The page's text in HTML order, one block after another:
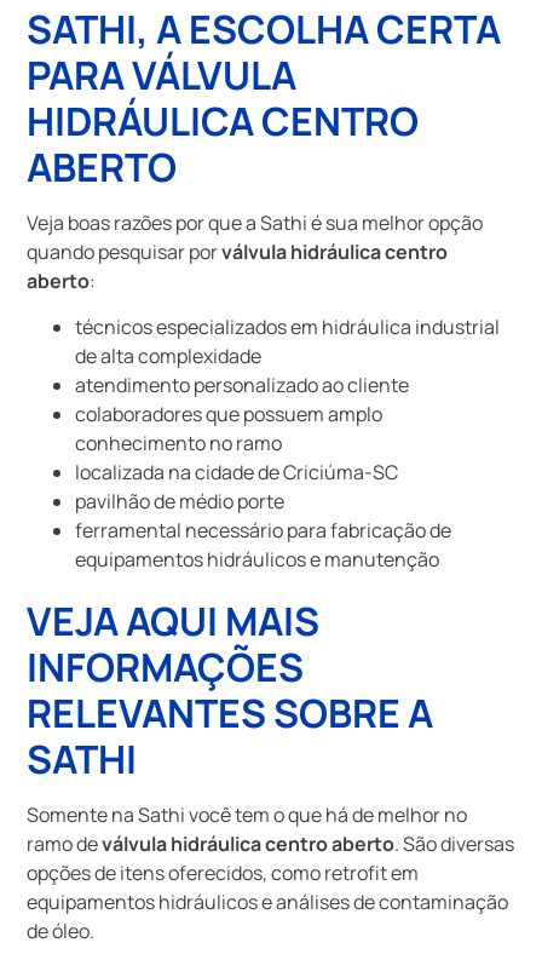
SATHI, A ESCOLHA CERTA
PARA VÁLVULA
HIDRÁULICA CENTRO
ABERTO
Veja boas razões por que a Sathi é sua melhor opção
quando pesquisar porválvula hidráulica centro
aberto:
técnicos especializados em hidráulica industrial
de alta complexidade
atendimento personalizado ao cliente
colaboradores que possuem amplo
conhecimento no ramo
localizada na cidade de Criciúma-SC
pavilhão de médio porte
ferramental necessário para fabricação de
equipamentos hidráulicos e manutenção
VEJA AQUI MAIS
INFORMAÇÕES
RELEVANTES SOBRE A
SATHI
Somente na Sathi você tem o que há de melhor no
ramo deválvula hidráulica centro aberto. São diversas
opções de itens oferecidos, como retrofit em
equipamentos hidráulicos e análises de contaminação
de óleo.